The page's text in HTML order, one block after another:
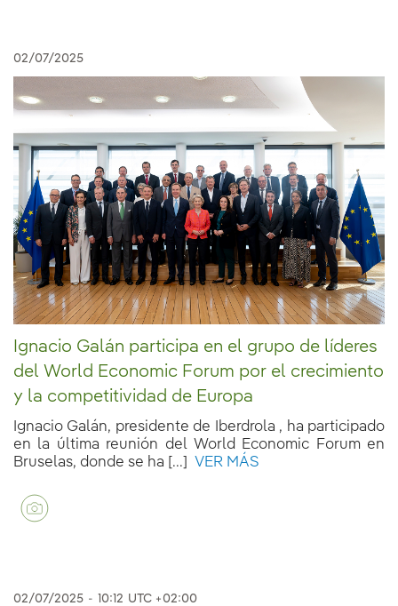
02/07/2025
Ignacio Galán participa en el grupo de líderes
del World Economic Forum por el crecimiento
y la competitividad de Europa
Ignacio Galán, presidente de Iberdrola , ha participado
en la última reunión del World Economic Forum en
Bruselas, donde se ha [...]
VER MÁS
02/07/2025 - 10:12 UTC +02:00